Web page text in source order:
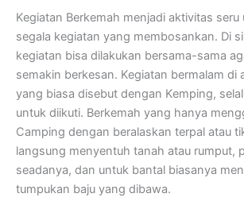
Kegiatan Berkemah menjadi aktivitas seru
segala kegiatan yang membosankan. Di
kegiatan bisa dilakukan bersama-sama
semakin berkesan. Kegiatan bermalam di
yang biasa disebut dengan Kemping,
untuk diikuti. Berkemah yang hanya
Camping dengan beralaskan terpal atau
langsung menyentuh tanah atau rumput,
seadanya, dan untuk bantal biasanya
tumpukan baju yang dibawa.